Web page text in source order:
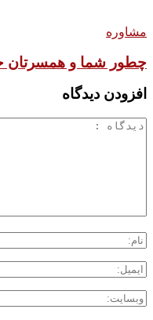
مشاوره
چطور شما و همسرتان
افزودن دیدگاه